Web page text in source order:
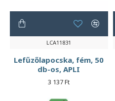
LCA11831
Lefűzőlapocska, fém, 50
db-os, APLI
3 137 Ft